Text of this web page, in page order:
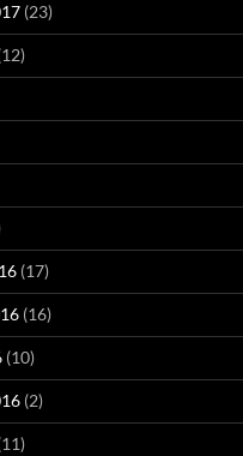
(23)
(17)
(16)
(10)
(2)